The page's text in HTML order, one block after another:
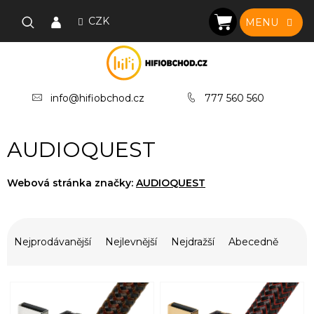
CZK
info@hifiobchod.cz 777 560 560
NÁKUPNÍ
KOŠÍK
AUDIOQUEST
Webová stránka značky: AUDIOQUEST
Nejprodávanější Nejlevnější Nejdražší Abecedně